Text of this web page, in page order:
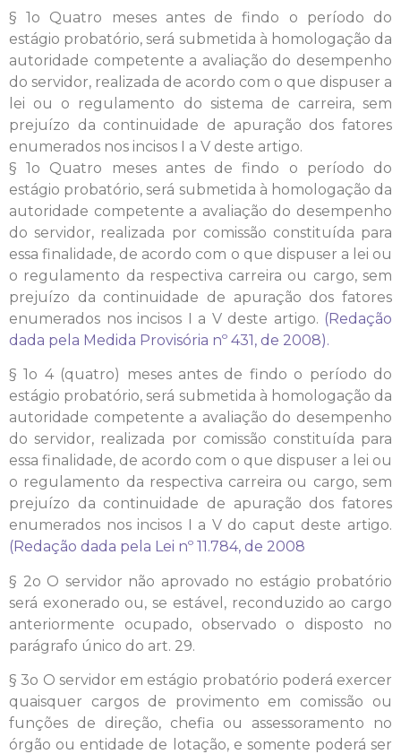
§ 1o Quatro meses antes de findo o período do
estágio probatório, será submetida à homologação da
autoridade competente a avaliação do desempenho
do servidor, realizada de acordo com o que dispuser a
lei ou o regulamento do sistema de carreira, sem
prejuízo da continuidade de apuração dos fatores
enumerados nos incisos I a V deste artigo.
§ 1o Quatro meses antes de findo o período do
estágio probatório, será submetida à homologação da
autoridade competente a avaliação do desempenho
do servidor, realizada por comissão constituída para
essa finalidade, de acordo com o que dispuser a lei ou
o regulamento da respectiva carreira ou cargo, sem
prejuízo da continuidade de apuração dos fatores
enumerados nos incisos I a V deste artigo. (Redação
dada pela Medida Provisória nº 431, de 2008).
§ 1o 4 (quatro) meses antes de findo o período do
estágio probatório, será submetida à homologação da
autoridade competente a avaliação do desempenho
do servidor, realizada por comissão constituída para
essa finalidade, de acordo com o que dispuser a lei ou
o regulamento da respectiva carreira ou cargo, sem
prejuízo da continuidade de apuração dos fatores
enumerados nos incisos I a V do caput deste artigo.
(Redação dada pela Lei nº 11.784, de 2008
§ 2o O servidor não aprovado no estágio probatório
será exonerado ou, se estável, reconduzido ao cargo
anteriormente ocupado, observado o disposto no
parágrafo único do art. 29.
§ 3o O servidor em estágio probatório poderá exercer
quaisquer cargos de provimento em comissão ou
funções de direção, chefia ou assessoramento no
órgão ou entidade de lotação, e somente poderá ser